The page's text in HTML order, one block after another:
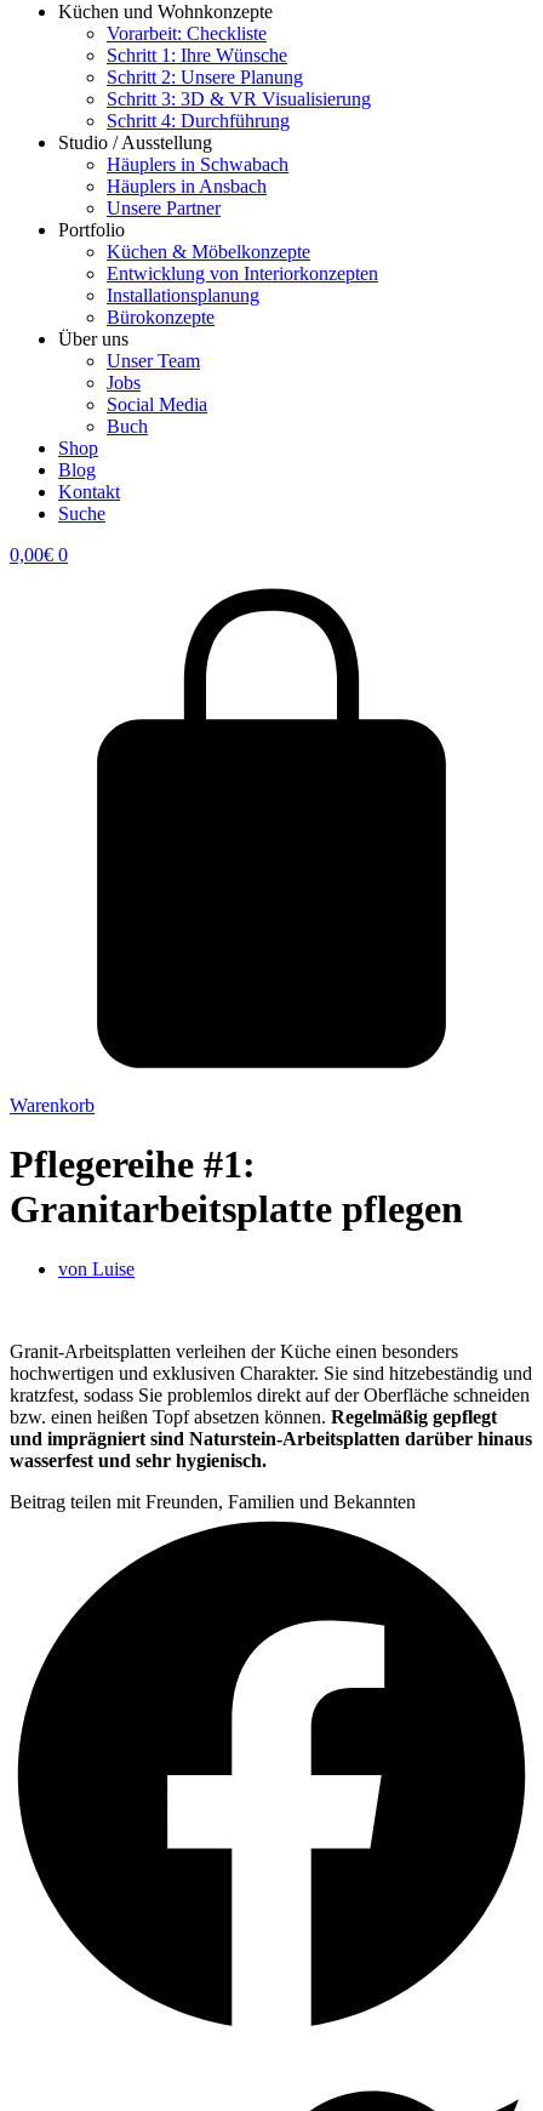
Küchen und Wohnkonzepte
Vorarbeit: Checkliste
Schritt 1: Ihre Wünsche
Schritt 2: Unsere Planung
Schritt 3: 3D & VR Visualisierung
Schritt 4: Durchführung
Studio / Ausstellung
Häuplers in Schwabach
Häuplers in Ansbach
Unsere Partner
Portfolio
Küchen & Möbelkonzepte
Entwicklung von Interiorkonzepten
Installationsplanung
Bürokonzepte
Über uns
Unser Team
Jobs
Social Media
Buch
Shop
Blog
Kontakt
Suche
0,00€ 0
Warenkorb
Pflegereihe #1:
Granitarbeitsplatte pflegen
von Luise
Granit-Arbeitsplatten verleihen der Küche einen besonders
hochwertigen und exklusiven Charakter. Sie sind hitzebeständig und
kratzfest, sodass Sie problemlos direkt auf der Oberfläche schneiden
bzw. einen heißen Topf absetzen können. Regelmäßig gepflegt
und imprägniert sind Naturstein-Arbeitsplatten darüber hinaus
wasserfest und sehr hygienisch.
Beitrag teilen mit Freunden, Familien und Bekannten